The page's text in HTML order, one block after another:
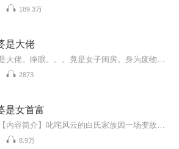
189.3万
是大佬
2873
是女首富
8.9万